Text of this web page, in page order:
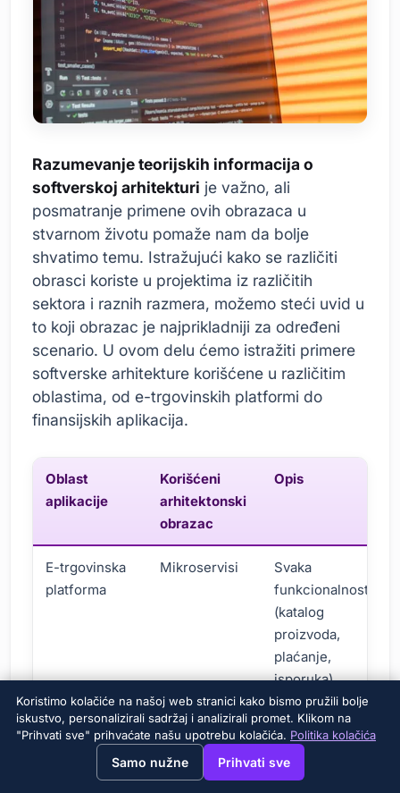
View this page in English?
Razumevanje teorijskih informacija o
softverskoj arhitekturi je važno, ali
posmatranje primene ovih obrazaca u
stvarnom životu pomaže nam da bolje
shvatimo temu. Istražujući kako se različiti
obrasci koriste u projektima iz različitih
sektora i raznih razmera, možemo steći uvid u
to koji obrazac je najprikladniji za određeni
scenario. U ovom delu ćemo istražiti primere
softverske arhitekture korišćene u različitim
oblastima, od e-trgovinskih platformi do
finansijskih aplikacija.
Oblast
aplikacije
Korišćeni
arhitektonski
obrazac
Opis
E-trgovinska
platforma
Mikroservisi
Svaka
funkcionalnost
(katalog
proizvoda,
plaćanje,
isporuka)
razvija se i
upravlja kao
poseban
servis. Ovo
Koristimo kolačiće na našoj web stranici kako bismo pružili bolje
iskustvo, personalizirali sadržaj i analizirali promet. Klikom na
"Prihvati sve" prihvaćate našu upotrebu kolačića. Politika kolačića
Samo nužne Prihvati sve